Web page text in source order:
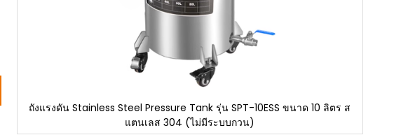
ถังแรงดัน Stainless Steel Pressure Tank รุ่น SPT-10ESS ขนาด 10 ลิตร ส
แตนเลส 304 (ไม่มีระบบกวน)